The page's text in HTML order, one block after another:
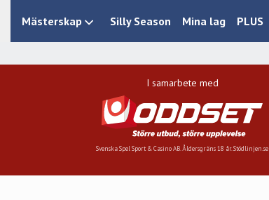
Mästerskap Silly Season Mina lag PLUS
I samarbete med
Svenska Spel Sport & Casino AB. Åldersgräns 18 år. Stödlinjen.se